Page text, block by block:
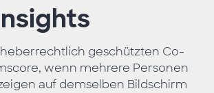
geschützten Co-
wenn mehrere Personen
auf demselben Bildschirm